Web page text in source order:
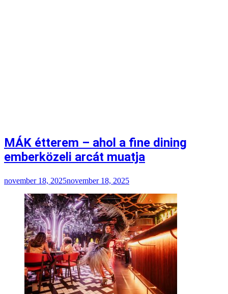
MÁK étterem – ahol a fine dining
emberközeli arcát muatja
november 18, 2025november 18, 2025